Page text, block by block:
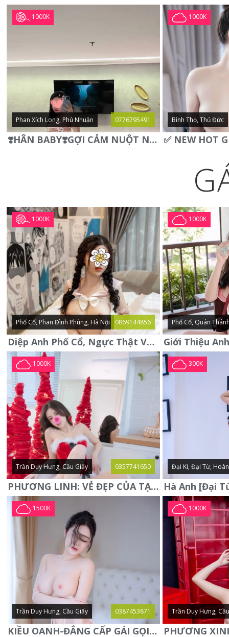
1000K
Phan Xích Long, Phú Nhuận 0776795491
❣️HÂN BABY❣️GỢI CẢM NUỘT NÀ DÁNG SON XINH XINH QUYẾN RŨ
1000K
Bình Thọ, Thủ Đức
1000K
Phố Cổ, Phan Đình Phùng, Hà Nội 0869144856
Diệp Anh Phố Cổ, Ngực Thật Vú To Thơm Tho Quyến Rũ
1000K
Phố Cổ, Quán
1000K
Trần Duy Hưng, Cầu Giấy 0357741650
PHƯƠNG LINH: VẺ ĐẸP CỦA TẠO HÓA, XINH ĐẸP, SEXY, QUYỄN RŨ
300K
Đại Ki, Đại Từ,
1500K
Trần Duy Hưng, Cầu Giấy 0387453871
KIỀU OANH-ĐẲNG CẤP GÁI GỌI XINH SANG-NGOAN NGOÃN
1000K
Trần Duy Hưng,